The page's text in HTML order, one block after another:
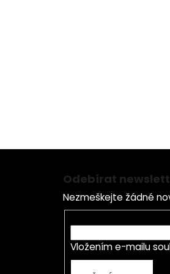
Z
Odebírat
Nezmeškejte žádné
Vložením e-mailu